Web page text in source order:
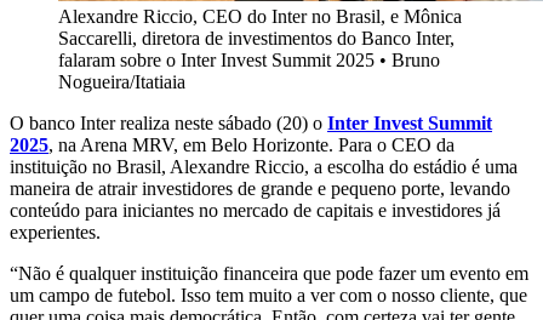
Alexandre Riccio, CEO do Inter no Brasil, e Mônica
Saccarelli, diretora de investimentos do Banco Inter,
falaram sobre o Inter Invest Summit 2025 • Bruno
Nogueira/Itatiaia
O banco Inter realiza neste sábado (20) o Inter Invest Summit
2025, na Arena MRV, em Belo Horizonte. Para o CEO da
instituição no Brasil, Alexandre Riccio, a escolha do estádio é uma
maneira de atrair investidores de grande e pequeno porte, levando
conteúdo para iniciantes no mercado de capitais e investidores já
experientes.
“Não é qualquer instituição financeira que pode fazer um evento em
um campo de futebol. Isso tem muito a ver com o nosso cliente, que